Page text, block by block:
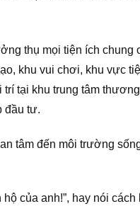
thụ mọi tiện ích chung
khu vui chơi, khu vực
tại khu trung tâm
đầu tư.
tâm đến môi trường
của anh!”, hay nói